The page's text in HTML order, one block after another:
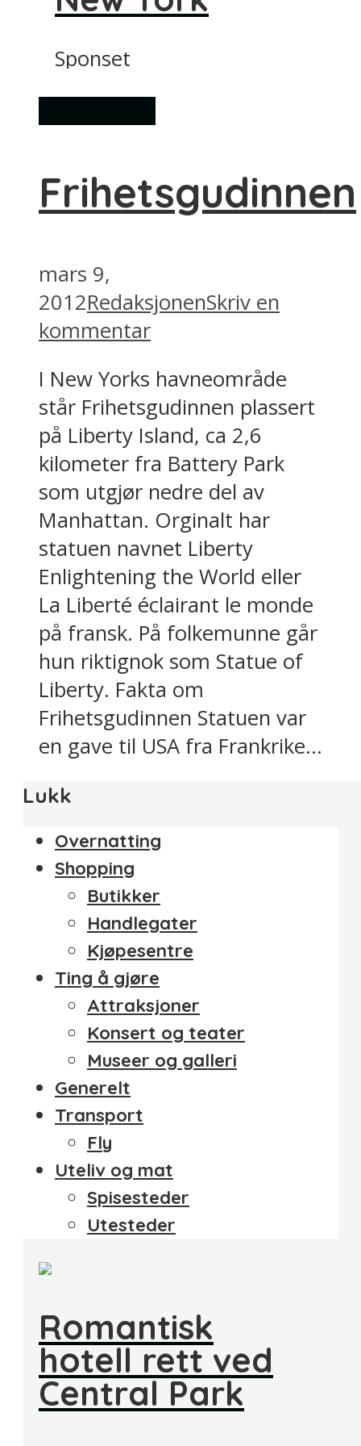
Sponset
Frihetsgudinnen
mars 9,
2012RedaksjonenSkriv en
kommentar
I New Yorks havneområde
står Frihetsgudinnen plassert
på Liberty Island, ca 2,6
kilometer fra Battery Park
som utgjør nedre del av
Manhattan. Orginalt har
statuen navnet Liberty
Enlightening the World eller
La Liberté éclairant le monde
på fransk. På folkemunne går
hun riktignok som Statue of
Liberty. Fakta om
Frihetsgudinnen Statuen var
en gave til USA fra Frankrike...
Lukk
Overnatting
Shopping
Butikker
Handlegater
Kjøpesentre
Ting å gjøre
Attraksjoner
Konsert og teater
Museer og galleri
Generelt
Transport
Fly
Uteliv og mat
Spisesteder
Utesteder
Romantisk
hotell rett ved
Central Park